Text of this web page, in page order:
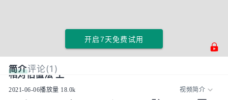
开启7天免费试用
简介评论(1)
相对估值法 上
2021-06-06播放量 18.0k 视频简介